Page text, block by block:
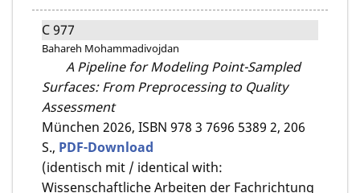
C 977
Bahareh Mohammadivojdan
A Pipeline for Modeling Point-Sampled
Surfaces: From Preprocessing to Quality
Assessment
München 2026, ISBN 978 3 7696 5389 2, 206
S., PDF-Download
(identisch mit / identical with:
Wissenschaftliche Arbeiten der Fachrichtung